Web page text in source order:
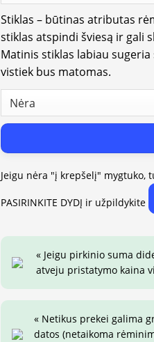
Stiklas – būtinas atributas
stiklas atspindi šviesą ir gali
Matinis stiklas labiau
vistiek bus matomas.
Jeigu nėra "į krepšelį"
PASIRINKITE DYDĮ ir užpildykite
« Jeigu pirkinio suma
atveju pristatymo kaina
« Netikus prekei galima
datos (netaikoma